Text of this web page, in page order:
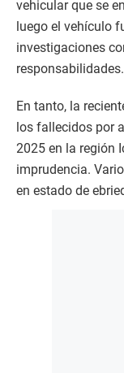
vehicular que se
luego el vehículo
investigaciones
responsabilidades.
En tanto, la
los fallecidos por
2025 en la región
imprudencia.
en estado de